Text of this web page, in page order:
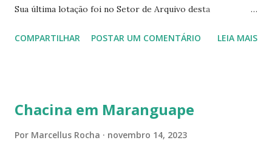
Sua última lotação foi no Setor de Arquivo desta
Siqueira Amorim faleceu em 28 de fevereiro e encerrou a
enquanto atuaram nesta instituição.
COMPARTILHAR POSTAR UM COMENTÁRIO LEIA MAIS
Chacina em Maranguape
Por Marcellus Rocha novembro 14, 2023